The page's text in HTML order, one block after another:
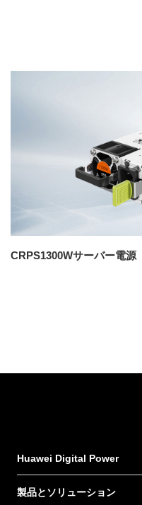
CRPS1300Wサーバー電源
Huawei Digital Power
製品とソリューション